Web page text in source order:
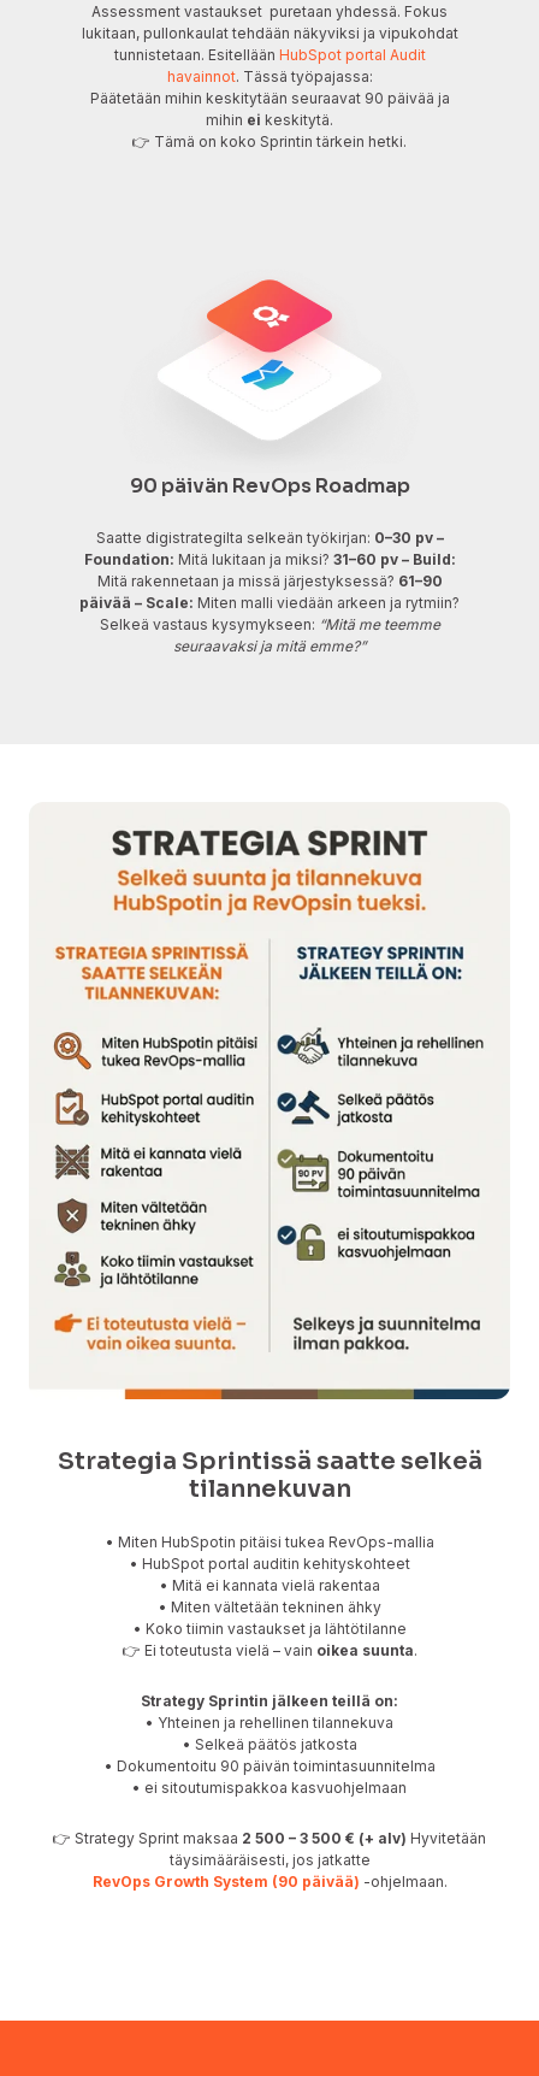
Assessment vastaukset puretaan yhdessä. Fokus
lukitaan, pullonkaulat tehdään näkyviksi ja vipukohdat
tunnistetaan. Esitellään HubSpot portal Audit
havainnot. Tässä työpajassa:
Päätetään mihin keskitytään seuraavat 90 päivää ja
mihin ei keskitytä.
👉 Tämä on koko Sprintin tärkein hetki.
90 päivän RevOps Roadmap
Saatte digistrategilta selkeän työkirjan: 0–30 pv –
Foundation: Mitä lukitaan ja miksi? 31–60 pv – Build:
Mitä rakennetaan ja missä järjestyksessä? 61–90
päivää – Scale: Miten malli viedään arkeen ja rytmiin?
Selkeä vastaus kysymykseen: “Mitä me teemme
seuraavaksi ja mitä emme?”
Strategia Sprintissä saatte selkeä
tilannekuvan
• Miten HubSpotin pitäisi tukea RevOps-mallia
• HubSpot portal auditin kehityskohteet
• Mitä ei kannata vielä rakentaa
• Miten vältetään tekninen ähky
• Koko tiimin vastaukset ja lähtötilanne
👉 Ei toteutusta vielä – vain oikea suunta.
Strategy Sprintin jälkeen teillä on:
• Yhteinen ja rehellinen tilannekuva
• Selkeä päätös jatkosta
• Dokumentoitu 90 päivän toimintasuunnitelma
• ei sitoutumispakkoa kasvuohjelmaan
👉 Strategy Sprint maksaa 2 500 – 3 500 € (+ alv) Hyvitetään
täysimääräisesti, jos jatkatte
RevOps Growth System (90 päivää) -ohjelmaan.